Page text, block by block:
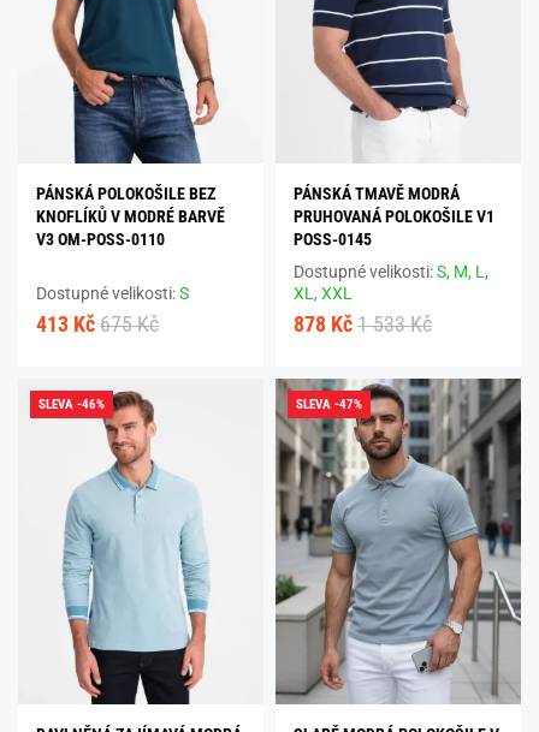
PÁNSKÁ POLOKOŠILE BEZ
KNOFLÍKŮ V MODRÉ BARVĚ
V3 OM-POSS-0110
Dostupné velikosti:S
413 Kč 675 Kč
PÁNSKÁ TMAVĚ MODRÁ
PRUHOVANÁ POLOKOŠILE V1
POSS-0145
Dostupné velikosti:S, M, L,
XL,XXL
878 Kč 1 533 Kč
SLEVA -46% SLEVA -47%